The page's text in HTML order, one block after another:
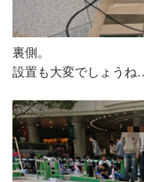
裏側。
設置も大変でしょうね…